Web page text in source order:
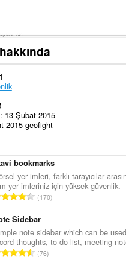
13 Şubat 2015
2015 geofight
bookmarks
yer imleri, farklı tarayıcılar
yer imleriniz için yüksek güvenlik.
T
p
l
a
m
170
Sidebar
note sidebar which can be
thoughts, to-do list, meeting
T76